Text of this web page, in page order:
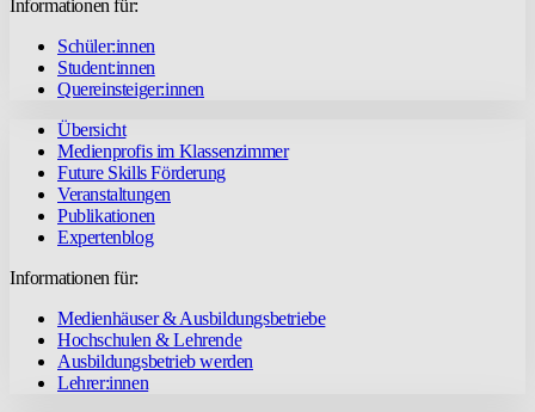
Informationen für:
Schüler:innen
Student:innen
Quereinsteiger:innen
Übersicht
Medienprofis im Klassenzimmer
Future Skills Förderung
Veranstaltungen
Publikationen
Expertenblog
Informationen für:
Medienhäuser & Ausbildungsbetriebe
Hochschulen & Lehrende
Ausbildungsbetrieb werden
Lehrer:innen